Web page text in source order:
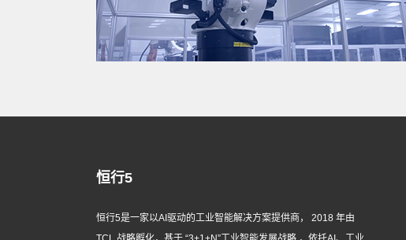
恒行5
恒行5是一家以AI驱动的工业智能解决方案提供商， 2018 年由